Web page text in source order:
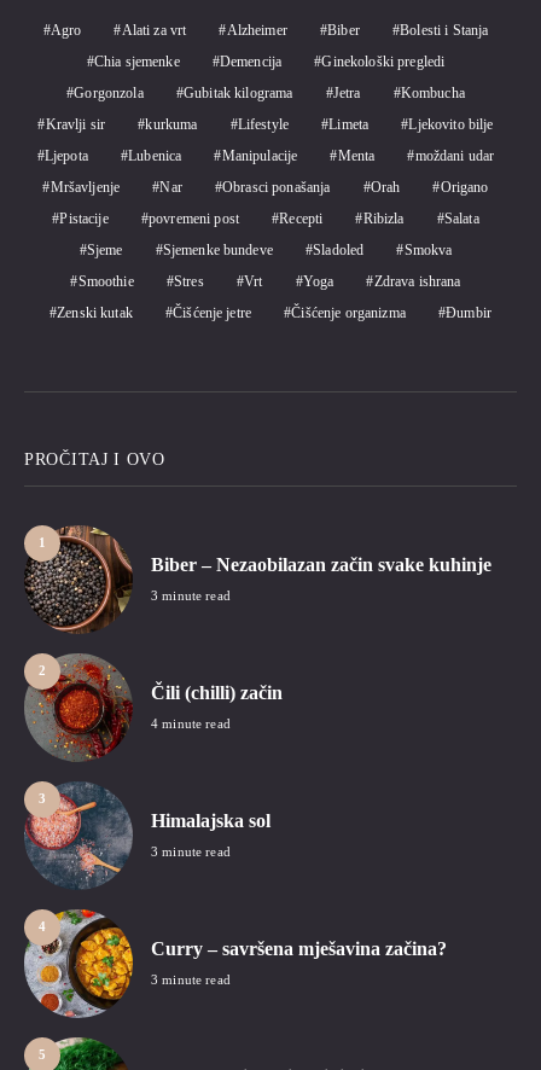
Agro Alati za vrt Alzheimer Biber
Bolesti i Stanja
Chia sjemenke
Demencija
Ginekološki pregledi
Gorgonzola
Gubitak kilograma Jetra
Kombucha
Kravlji sir
kurkuma Lifestyle Limeta
Ljekovito bilje
Ljepota
Lubenica Manipulacije Menta
moždani udar
Mršavljenje
Nar Obrasci ponašanja Orah
Origano
Pistacije
povremeni post Recepti Ribizla
Salata
Sjeme
Sjemenke bundeve Sladoled
Smokva
Smoothie
Stres Vrt Yoga
Zdrava ishrana
Zenski kutak
Čišćenje jetre Čišćenje organizma Đumbir
PROČITAJ I OVO
1
Biber – Nezaobilazan začin svake kuhinje
3 minute read
2
Čili (chilli) začin
4 minute read
3
Himalajska sol
3 minute read
4
Curry – savršena mješavina začina?
3 minute read
5